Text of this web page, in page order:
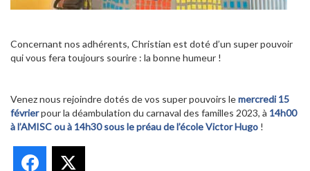
Concernant nos adhérents, Christian est doté d’un super pouvoir
qui vous fera toujours sourire : la bonne humeur !
Venez nous rejoindre dotés de vos super pouvoirs lemercredi 15
févrierpour la déambulation du carnaval des familles 2023, à 14h00
à l’AMISC ou à 14h30 sous le préau de l’école Victor Hugo !
Facebook